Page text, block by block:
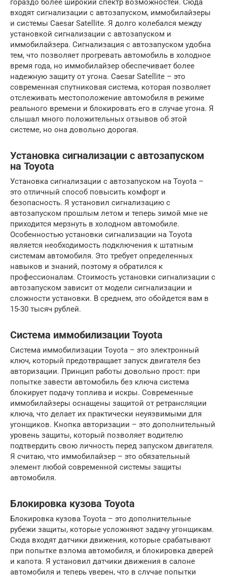
гораздо более широкий спектр возможностей. Сюда
входят сигнализации с автозапуском, иммобилайзеры
и системы Caesar Satellite. Я долго колебался между
установкой сигнализации с автозапуском и
иммобилайзера. Сигнализация с автозапуском удобна
тем, что позволяет прогревать автомобиль в холодное
время года, но иммобилайзер обеспечивает более
надежную защиту от угона. Caesar Satellite – это
современная спутниковая система, которая позволяет
отслеживать местоположение автомобиля в режиме
реального времени и блокировать его в случае угона. Я
слышал много положительных отзывов об этой
системе, но она довольно дорогая.
Установка сигнализации с автозапуском
на Toyota
Установка сигнализации с автозапуском на Toyota –
это отличный способ повысить комфорт и
безопасность. Я установил сигнализацию с
автозапуском прошлым летом и теперь зимой мне не
приходится мерзнуть в холодном автомобиле.
Особенностью установки сигнализации на Toyota
является необходимость подключения к штатным
системам автомобиля. Это требует определенных
навыков и знаний, поэтому я обратился к
профессионалам. Стоимость установки сигнализации с
автозапуском зависит от модели сигнализации и
сложности установки. В среднем, это обойдется вам в
15-30 тысяч рублей.
Система иммобилизации Toyota
Система иммобилизации Toyota – это электронный
ключ, который предотвращает запуск двигателя без
авторизации. Принцип работы довольно прост: при
попытке завести автомобиль без ключа система
блокирует подачу топлива и искры. Современные
иммобилайзеры оснащены защитой от ретрансляции
ключа, что делает их практически неуязвимыми для
угонщиков. Кнопка авторизации – это дополнительный
уровень защиты, который позволяет водителю
подтвердить свою личность перед запуском двигателя.
Я считаю, что иммобилайзер – это обязательный
элемент любой современной системы защиты
автомобиля.
Блокировка кузова Toyota
Блокировка кузова Toyota – это дополнительные
рубежи защиты, которые усложняют задачу угонщикам.
Сюда входят датчики движения, которые срабатывают
при попытке взлома автомобиля, и блокировка дверей
и капота. Я установил датчики движения в салоне
автомобиля и теперь уверен, что в случае попытки